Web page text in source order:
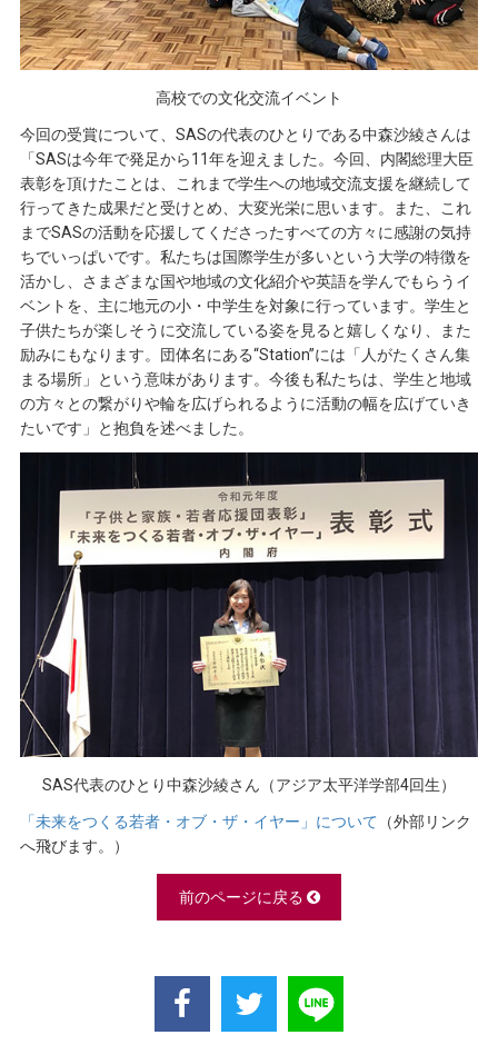
高校での文化交流イベント
今回の受賞について、SASの代表のひとりである中森沙綾さんは
「SASは今年で発足から11年を迎えました。今回、内閣総理大臣
表彰を頂けたことは、これまで学生への地域交流支援を継続して
行ってきた成果だと受けとめ、大変光栄に思います。また、これ
までSASの活動を応援してくださったすべての方々に感謝の気持
ちでいっぱいです。私たちは国際学生が多いという大学の特徴を
活かし、さまざまな国や地域の文化紹介や英語を学んでもらうイ
ベントを、主に地元の小・中学生を対象に行っています。学生と
子供たちが楽しそうに交流している姿を見ると嬉しくなり、また
励みにもなります。団体名にある“Station”には「人がたくさん集
まる場所」という意味があります。今後も私たちは、学生と地域
の方々との繋がりや輪を広げられるように活動の幅を広げていき
たいです」と抱負を述べました。
SAS代表のひとり中森沙綾さん（アジア太平洋学部4回生）
「未来をつくる若者・オブ・ザ・イヤー」について （外部リンク
へ飛びます。）
前のページに戻る